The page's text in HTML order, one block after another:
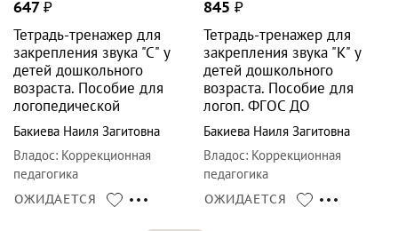
647 ₽
Тетрадь-тренажер для
закрепления звука "С" у
детей дошкольного
возраста. Пособие для
логопедической
Бакиева Наиля Загитовна
Владос: Коррекционная
педагогика
ОЖИДАЕТСЯ
845 ₽
Тетрадь-тренажер для
закрепления звука "К" у
детей дошкольного
возраста. Пособие для
логоп. ФГОС ДО
Бакиева Наиля Загитовна
Владос: Коррекционная
педагогика
ОЖИДАЕТСЯ